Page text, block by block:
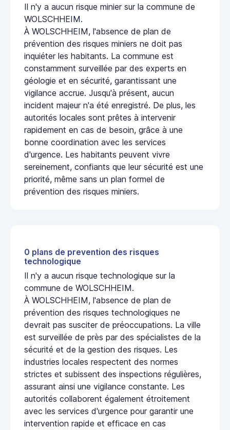
Il n'y a aucun risque minier sur la commune de
WOLSCHHEIM.
À WOLSCHHEIM, l'absence de plan de
prévention des risques miniers ne doit pas
inquiéter les habitants. La commune est
constamment surveillée par des experts en
géologie et en sécurité, garantissant une
vigilance accrue. Jusqu'à présent, aucun
incident majeur n'a été enregistré. De plus, les
autorités locales sont prêtes à intervenir
rapidement en cas de besoin, grâce à une
bonne coordination avec les services
d'urgence. Les habitants peuvent vivre
sereinement, confiants que leur sécurité est une
priorité, même sans un plan formel de
prévention des risques miniers.
0 plans de prevention des risques
technologique
Il n'y a aucun risque technologique sur la
commune de WOLSCHHEIM.
À WOLSCHHEIM, l'absence de plan de
prévention des risques technologiques ne
devrait pas susciter de préoccupations. La ville
est surveillée de près par des spécialistes de la
sécurité et de la gestion des risques. Les
industries locales respectent des normes
strictes et subissent des inspections régulières,
assurant ainsi une vigilance constante. Les
autorités collaborent également étroitement
avec les services d'urgence pour garantir une
intervention rapide et efficace en cas